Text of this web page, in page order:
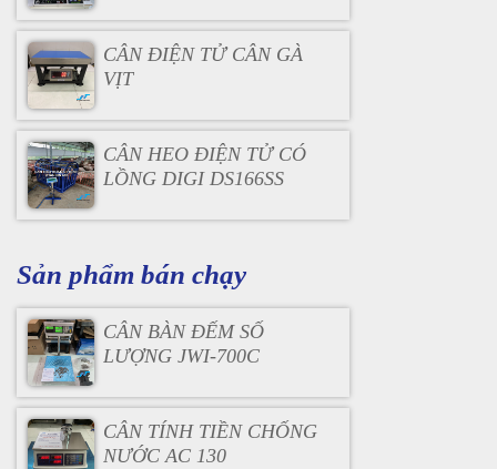
CÂN ĐIỆN TỬ CÂN GÀ
VỊT
CÂN HEO ĐIỆN TỬ CÓ
LỒNG DIGI DS166SS
Sản phẩm bán chạy
CÂN BÀN ĐẾM SỐ
LƯỢNG JWI-700C
CÂN TÍNH TIỀN CHỐNG
NƯỚC AC 130